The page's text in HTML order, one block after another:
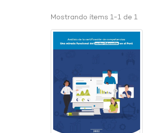
Mostrando ítems 1-1 de 1